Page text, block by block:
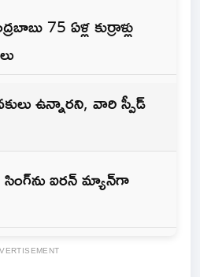
75 ఏళ్ల కుర్రాళ్లు
ఉన్నారని, వారి స్పీడ్
ఐరన్ మ్యాన్‌గా